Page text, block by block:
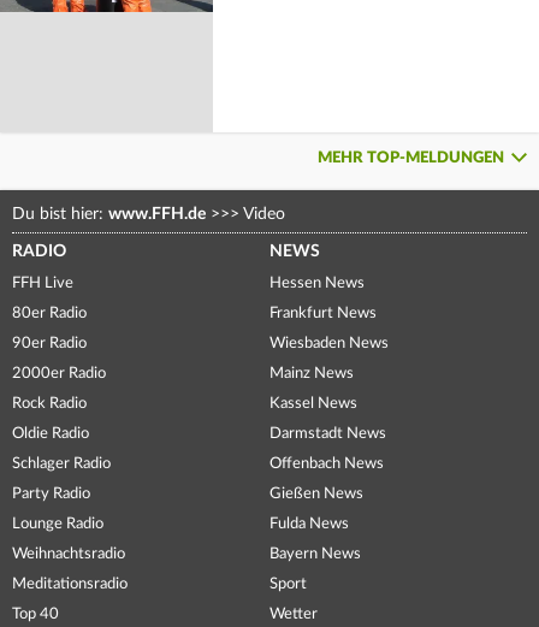
MEHR TOP-MELDUNGEN
Du bist hier: www.FFH.de >>> Video
RADIO
FFH Live
80er Radio
90er Radio
2000er Radio
Rock Radio
Oldie Radio
Schlager Radio
Party Radio
Lounge Radio
Weihnachtsradio
Meditationsradio
Top 40
NEWS
Hessen News
Frankfurt News
Wiesbaden News
Mainz News
Kassel News
Darmstadt News
Offenbach News
Gießen News
Fulda News
Bayern News
Sport
Wetter